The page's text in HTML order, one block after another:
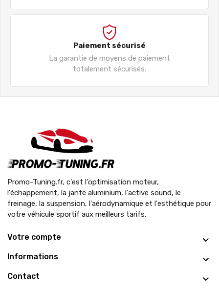
Paiement sécurisé
La garantie de moyens de paiement
totalement sécurisés.
Promo-Tuning.fr, c'est l'optimisation moteur,
l'échappement, la jante aluminium, l'active sound, le
freinage, la suspension, l'aérodynamique et l'esthétique pour
votre véhicule sportif aux meilleurs tarifs.
Votre compte
Informations
Contact